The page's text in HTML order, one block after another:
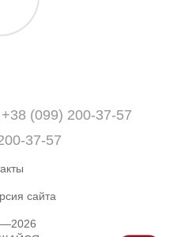
+38 (099) 200-37-57
37-57
сайта